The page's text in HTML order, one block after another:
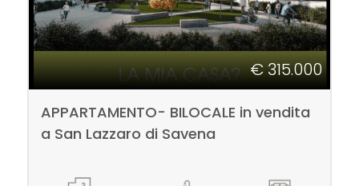
€ 315.000
APPARTAMENTO- BILOCALE in vendita
a San Lazzaro di Savena